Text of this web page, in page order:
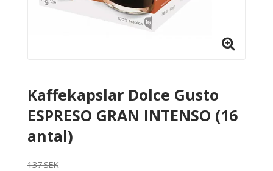
Kaffekapslar Dolce Gusto
ESPRESO GRAN INTENSO (16
antal)
137 SEK